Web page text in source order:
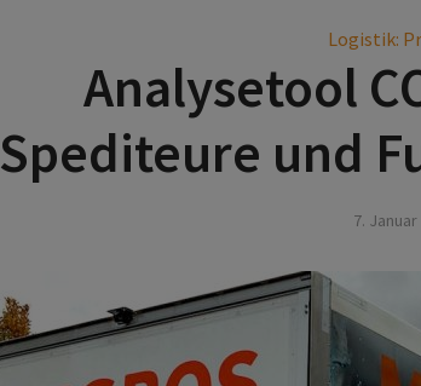
Logistik:
Analysetool
Spediteure und
7.